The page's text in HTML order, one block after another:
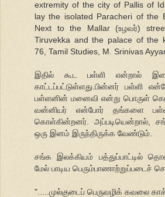
extremity of the city of Pallis of
lay the isolated Paracheri of the
Next to the Mallar (உழவர்)
Tiruvekka and the palace of the
76, Tamil Studies, M. Srinivas
இதில் கூட பள்ளி என்றால்
காட்டப்பட்டுள்ளது.பின்னர் பள்ளி
பள்ளனின் மனைவி என்று பொருள்
வன்னியர் என்போர் தங்களை
கொள்கின்றனர். அப்படியென்றால்,
ஒரு இனம் இருந்திருக்க வேண்டும்.
சங்க இலக்கியம் பத்துப்பாட்டில்
மேல் பாடிய பெரும்பாணாற்றுப்படைச்
".....முல்குடைப் பெருவழிக் கவலை